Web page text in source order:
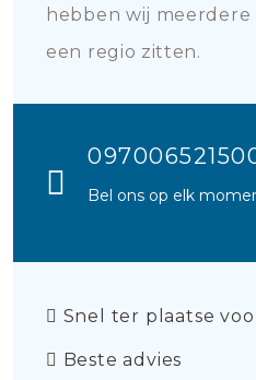
hebben wij meerdere
een regio zitten.
Bel ons op elk
Snel ter plaatse
Beste advies